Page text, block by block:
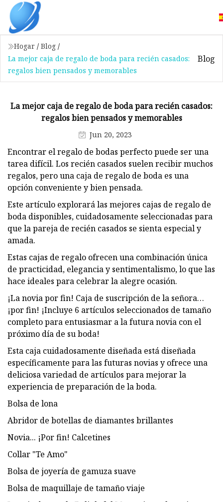
Hogar / Blog /
La mejor caja de regalo de boda para recién casados:
regalos bien pensados ​​y memorables
Blog
La mejor caja de regalo de boda para recién casados:
regalos bien pensados ​​y memorables
Jun 20, 2023
Encontrar el regalo de bodas perfecto puede ser una
tarea difícil. Los recién casados ​​suelen recibir muchos
regalos, pero una caja de regalo de boda es una
opción conveniente y bien pensada.
Este artículo explorará las mejores cajas de regalo de
boda disponibles, cuidadosamente seleccionadas para
que la pareja de recién casados ​​se sienta especial y
amada.
Estas cajas de regalo ofrecen una combinación única
de practicidad, elegancia y sentimentalismo, lo que las
hace ideales para celebrar la alegre ocasión.
¡La novia por fin! Caja de suscripción de la señora…
¡por fin! ¡Incluye 6 artículos seleccionados de tamaño
completo para entusiasmar a la futura novia con el
próximo día de su boda!
Esta caja cuidadosamente diseñada está diseñada
específicamente para las futuras novias y ofrece una
deliciosa variedad de artículos para mejorar la
experiencia de preparación de la boda.
Bolsa de lona
Abridor de botellas de diamantes brillantes
Novia... ¡Por fin! Calcetines
Collar "Te Amo"
Bolsa de joyería de gamuza suave
Bolsa de maquillaje de tamaño viaje